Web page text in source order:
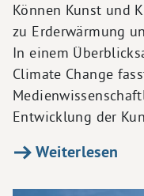
Können Kunst und
zu Erderwärmung
In einem
Climate Change
Entwicklung der
Weiterlesen